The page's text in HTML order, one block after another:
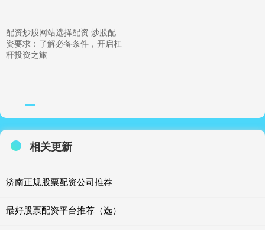
配资炒股网站选择配资 炒股配
资要求：了解必备条件，开启杠
杆投资之旅
相关更新
济南正规股票配资公司推荐
最好股票配资平台推荐（选）